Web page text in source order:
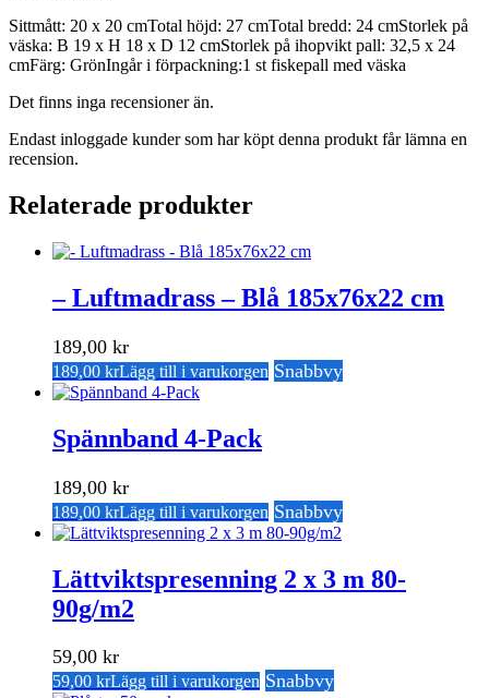
Sittmått: 20 x 20 cmTotal höjd: 27 cmTotal bredd: 24 cmStorlek på
väska: B 19 x H 18 x D 12 cmStorlek på ihopvikt pall: 32,5 x 24
cmFärg: GrönIngår i förpackning:1 st fiskepall med väska
Det finns inga recensioner än.
Endast inloggade kunder som har köpt denna produkt får lämna en
recension.
Relaterade produkter
– Luftmadrass – Blå 185x76x22 cm
189,00 kr
189,00 krLägg till i varukorgen Snabbvy
Spännband 4-Pack
189,00 kr
189,00 krLägg till i varukorgen Snabbvy
Lättviktspresenning 2 x 3 m 80-
90g/m2
59,00 kr
59,00 krLägg till i varukorgen Snabbvy